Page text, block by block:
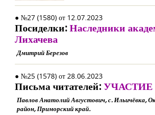
● №27 (1580) от 12.07.2023
Посиделки:Наследники
Лихачева
Дмитрий Березов
● №25 (1578) от 28.06.2023
Письма читателей:УЧАСТИЕ
Павлов Анатолий Августович, с. Ильичёвка,
район, Приморский край.